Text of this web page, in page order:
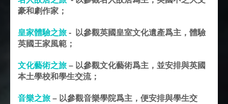
豪和劇作家；
皇家體驗之旅 -
以參觀英國皇室文化遺產爲主，體驗
英國王家風範；
文化藝術之旅 – 以參觀文化藝術爲主，並安排與英國
本土學校和學生交流；
音樂之旅 – 以參觀音樂學院爲主，便安排與學生交